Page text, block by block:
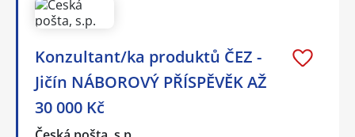
Konzultant/ka produktů ČEZ -
Jičín NÁBOROVÝ PŘÍSPĚVĚK AŽ
30 000 Kč